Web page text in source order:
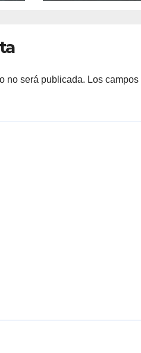
no será publicada. Los